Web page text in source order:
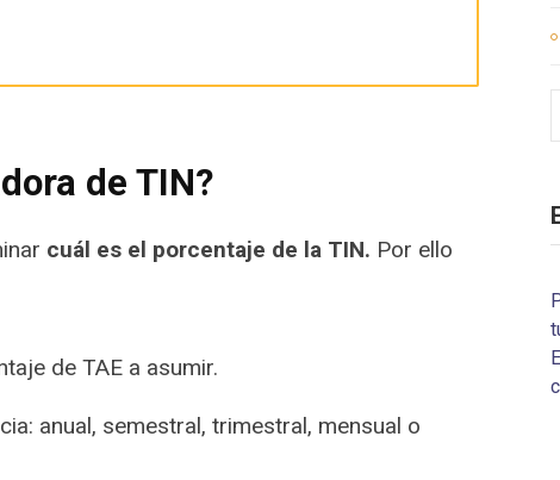
de TIN?
cuál es el porcentaje de la TIN. Por ello
de TAE a asumir.
anual, semestral, trimestral, mensual o